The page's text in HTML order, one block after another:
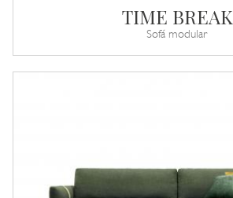
TIME BREAK
Sofá modular